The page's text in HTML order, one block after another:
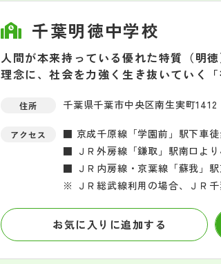
千葉明徳中学校
人間が本来持っている優れた特質（明
理念に、社会を力強く生き抜いていく「
住所 千葉県千葉市中央区南生実町1412
アクセス
■ 京成千原線「学園前」駅下車徒
■ ＪＲ外房線「鎌取」駅南口よ
■ ＪＲ内房線・京葉線「蘇我」
※ ＪＲ総武線利用の場合、ＪＲ
お気に入りに追加する